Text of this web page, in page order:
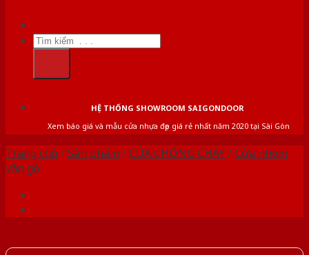
Tìm
kiếm:
HỆ THỐNG SHOWROOM SAIGONDOOR
Xem báo giá và mẫu cửa nhựa đẹp giá rẻ nhất năm 2020 tại Sài Gòn
Trang chủ /Sản phẩm /CỬA CHỐNG CHÁY/Cửa nhôm
vân gỗ